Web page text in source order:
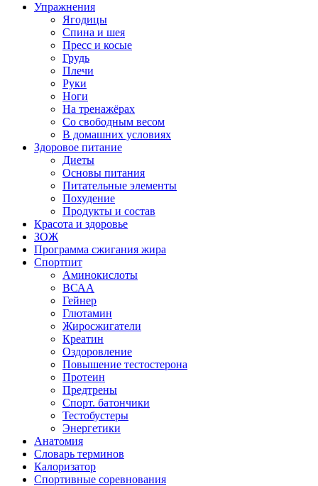
Упражнения
Ягодицы
Спина и шея
Пресс и косые
Грудь
Плечи
Руки
Ноги
На тренажёрах
Со свободным весом
В домашних условиях
Здоровое питание
Диеты
Основы питания
Питательные элементы
Похудение
Продукты и состав
Красота и здоровье
ЗОЖ
Программа сжигания жира
Спортпит
Аминокислоты
ВСАА
Гейнер
Глютамин
Жиросжигатели
Креатин
Оздоровление
Повышение тестостерона
Протеин
Предтрены
Спорт. батончики
Тестобустеры
Энергетики
Анатомия
Словарь терминов
Калоризатор
Спортивные соревнования